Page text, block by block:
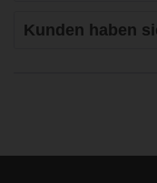
Kunden haben